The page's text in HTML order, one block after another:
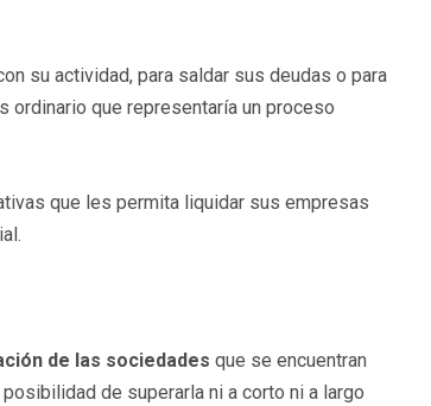
su actividad, para saldar sus deudas o para
ordinario que representaría un proceso
que les permita liquidar sus empresas
de las sociedades que se encuentran
de superarla ni a corto ni a largo